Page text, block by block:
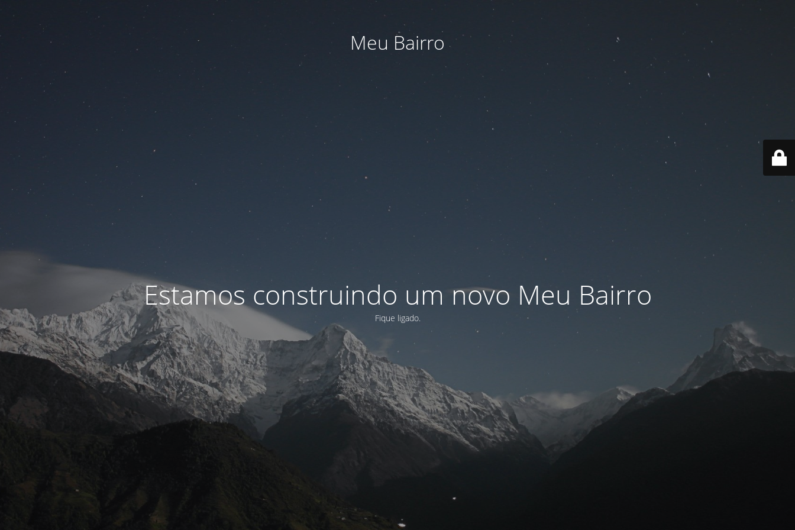
Meu Bairro
Estamos construindo um novo Meu Bairro
Fique ligado.